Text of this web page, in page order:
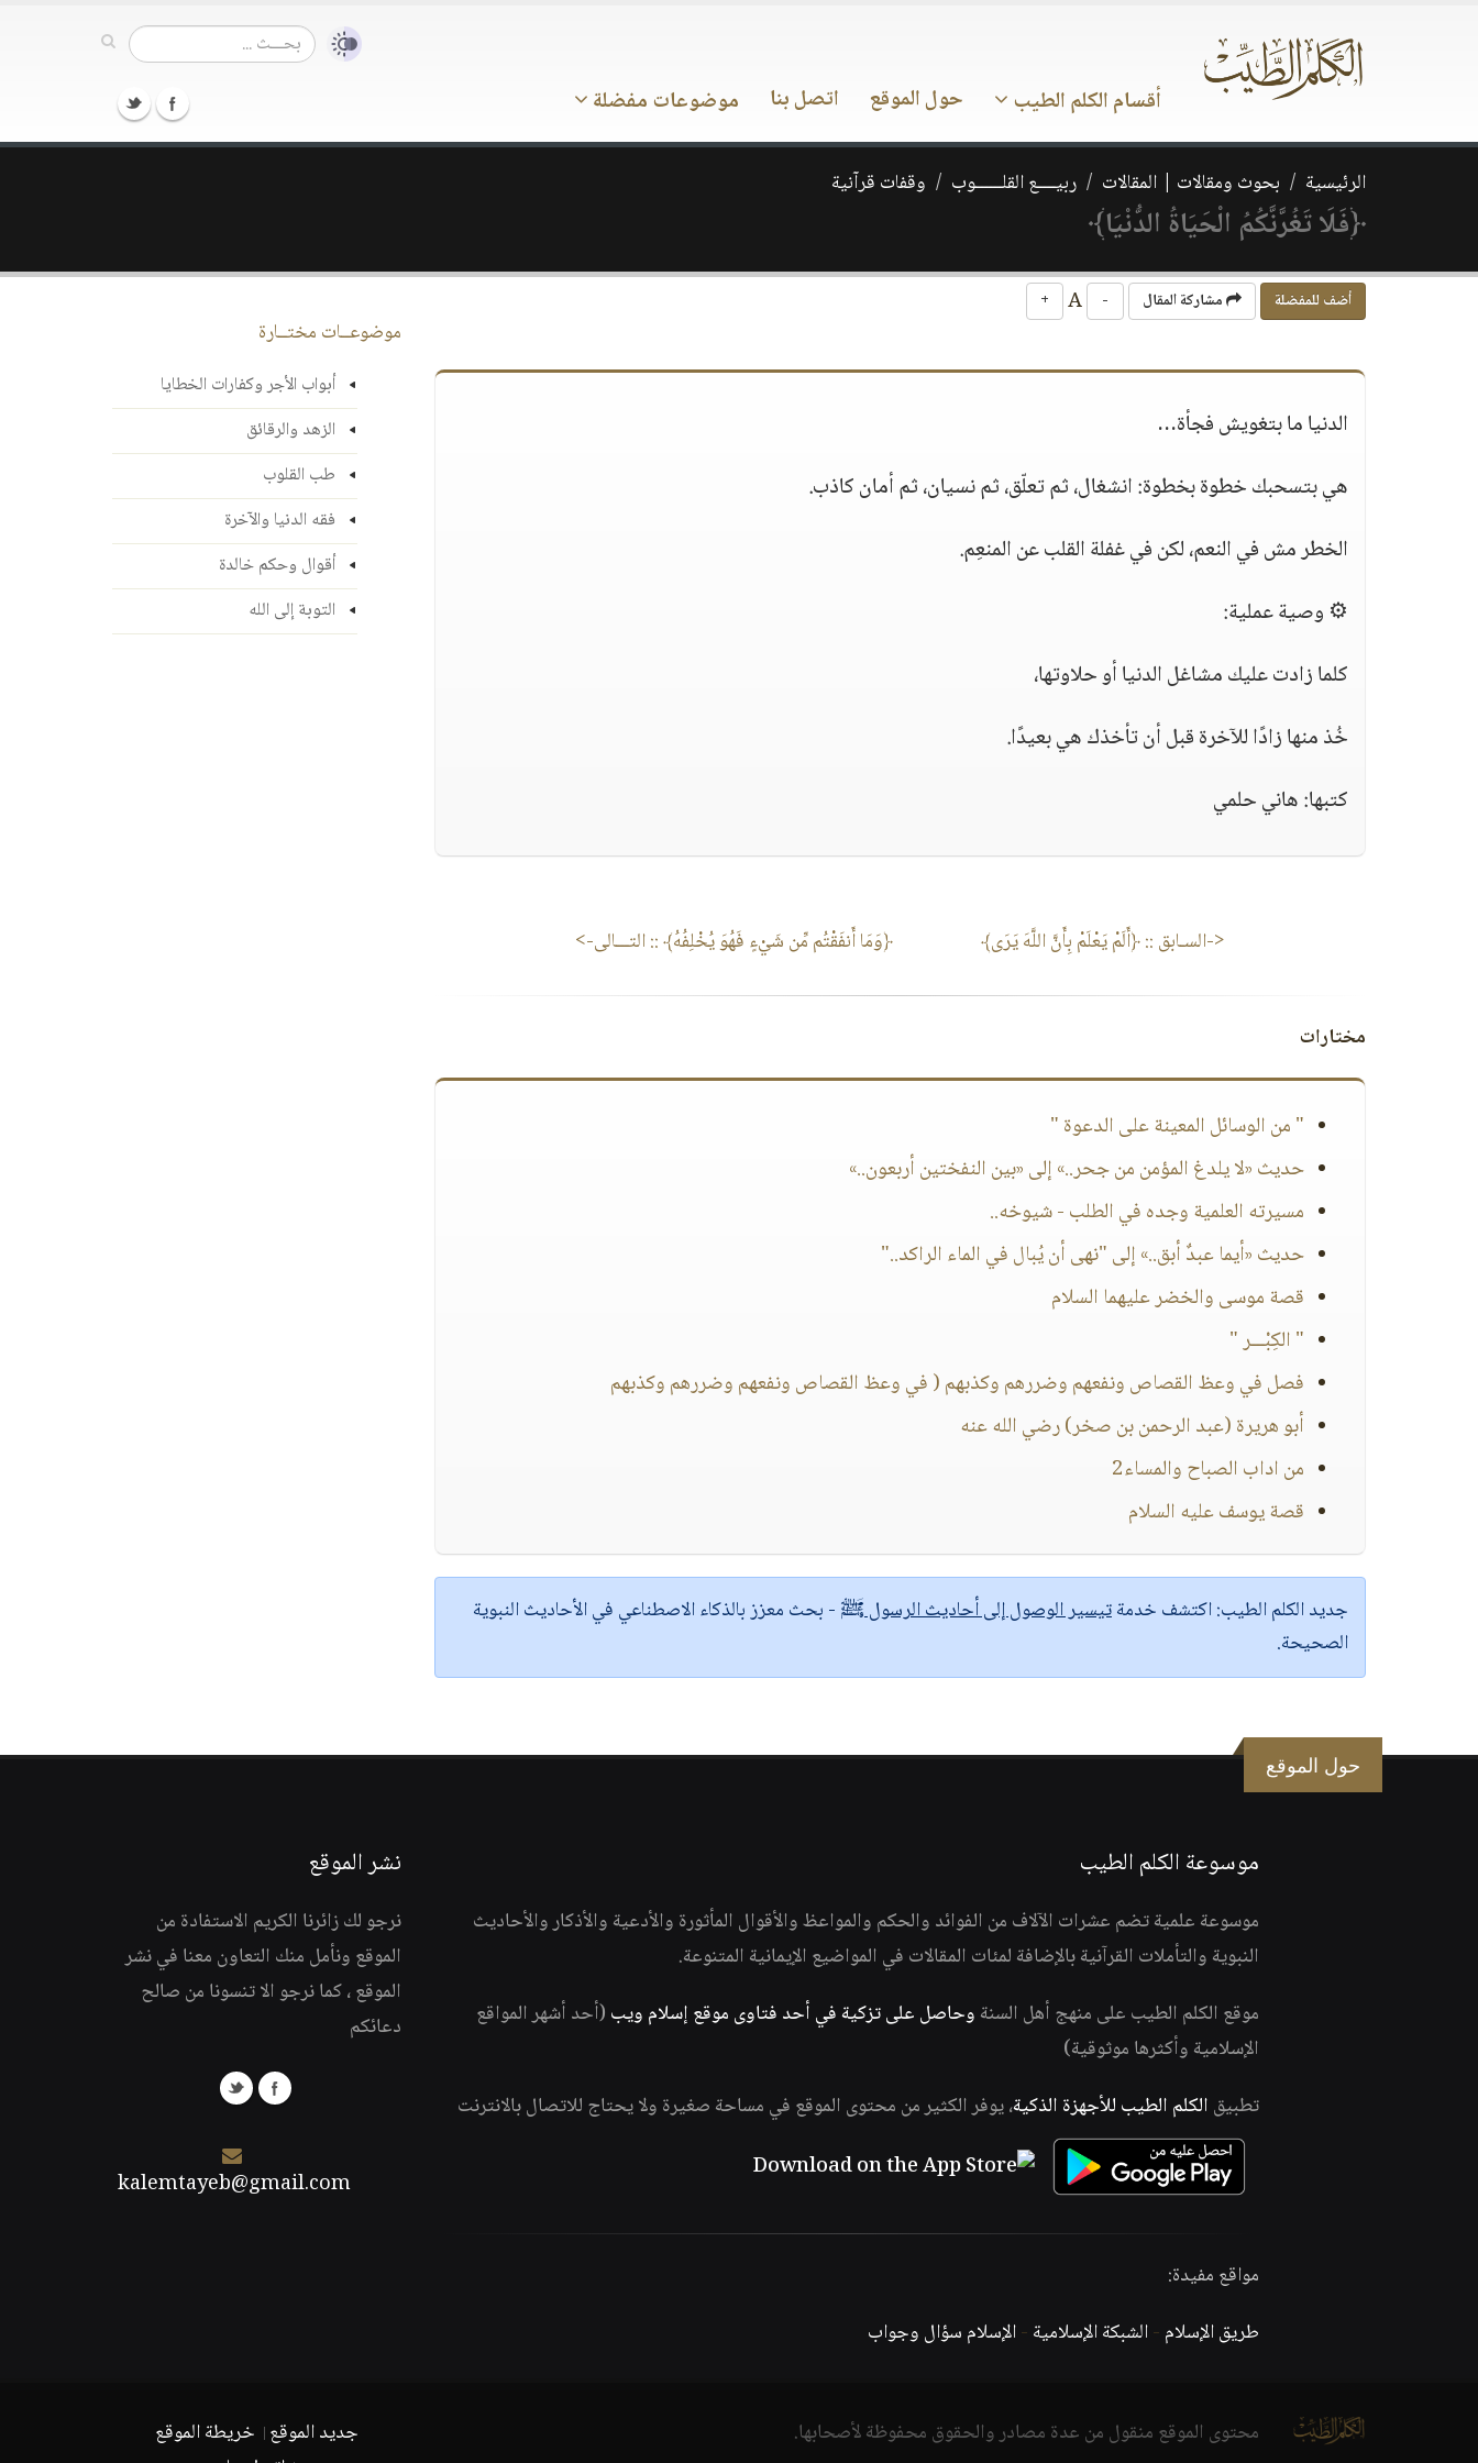
أقسام الكلم الطيب حول الموقع اتصل بنا موضوعات مفضلة
الرئيسية بحوث ومقالات | المقالات ربيــــع القلــــــوب وقفات قرآنية
﴿فَلَا تَغُرَّنَّكُمُ الْحَيَاةُ الدُّنْيَا﴾
أضف للمفضلة مشاركة المقال -
+
الدنيا ما بتغويش فجأة…
هي بتسحبك خطوة بخطوة: انشغال، ثم تعلّق، ثم نسيان، ثم أمان كاذب.
الخطر مش في النعم، لكن في غفلة القلب عن المنعِم.
⚙️ وصية عملية:
كلما زادت عليك مشاغل الدنيا أو حلاوتها،
خُذ منها زادًا للآخرة قبل أن تأخذك هي بعيدًا.
كتبها: هاني حلمي
<-السـابق ::﴿أَلَمْ يَعْلَمْ بِأَنَّ اللَّهَ يَرَى﴾ ﴿وَمَا أَنفَقْتُم مِّن شَيْءٍ فَهُوَ يُخْلِفُهُ﴾:: التـــالى->
مختارات
" من الوسائل المعينة على الدعوة "
حديث «لا يلدغ المؤمن من جحر..» إلى «بين النفختين أربعون..»
مسيرته العلمية وجده في الطلب - شيوخه..
حديث «أيما عبدٌ أبق..» إلى "نهى أن يُبال في الماء الراكد.."
قصة موسى والخضر عليهما السلام
" الكِبْـــر "
فصل في وعظ القصاص ونفعهم وضررهم وكذبهم ( في وعظ القصاص ونفعهم وضررهم وكذبهم
أبو هريرة (عبد الرحمن بن صخر) رضي الله عنه
من اداب الصباح والمساء2
قصة يوسف عليه السلام
جديد الكلم الطيب:اكتشف خدمةتيسير الوصول إلى أحاديث الرسول ﷺ - بحث معزز بالذكاء الاصطناعي في الأحاديث النبوية
الصحيحة.
موضوعــات مختــارة
أبواب الأجر وكفارات الخطايا
الزهد والرقائق
طب القلوب
فقه الدنيا والآخرة
أقوال وحكم خالدة
التوبة إلى الله
حول الموقع
موسوعة الكلم الطيب
موسوعة علمية تضم عشرات الآلاف من الفوائد والحكم والمواعظ والأقوال المأثورة والأدعية والأذكار والأحاديث
النبوية والتأملات القرآنية بالإضافة لمئات المقالات في المواضيع الإيمانية المتنوعة.
موقع الكلم الطيب على منهج أهل السنة وحاصل على تزكية في أحد فتاوى موقع إسلام ويب (أحد أشهر المواقع
الإسلامية وأكثرها موثوقية)
تطبيق الكلم الطيب للأجهزة الذكية، يوفر الكثير من محتوى الموقع في مساحة صغيرة ولا يحتاج للاتصال بالانترنت
مواقع مفيدة:
طريق الإسلام -الشبكة الإسلامية -الإسلام سؤال وجواب
نشر الموقع
نرجو لك زائرنا الكريم الاستفادة من
الموقع ونأمل منك التعاون معنا في نشر
الموقع ، كما نرجو الا تنسونا من صالح
دعائكم
kalemtayeb@gmail.com
محتوى الموقع منقول من عدة مصادر والحقوق محفوظة لأصحابها. جديد الموقع خريطة الموقع